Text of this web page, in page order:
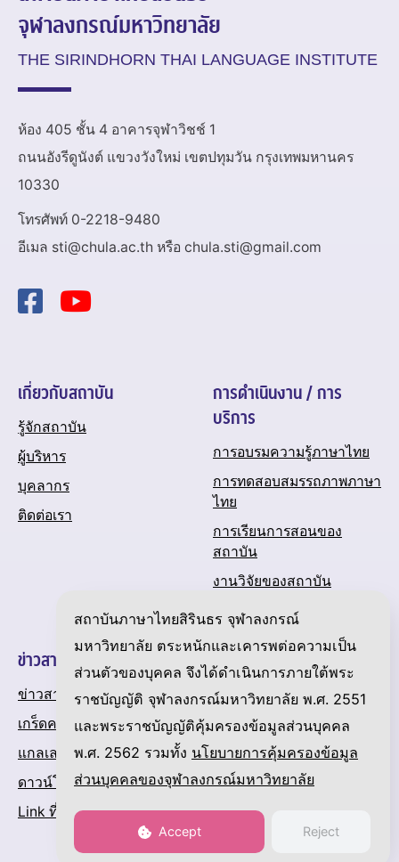
จุฬาลงกรณ์มหาวิทยาลัย
THE SIRINDHORN THAI LANGUAGE INSTITUTE
ห้อง 405 ชั้น 4 อาคารจุฬาวิชช์ 1
ถนนอังรีดูนังต์ แขวงวังใหม่ เขตปทุมวัน กรุงเทพมหานคร
10330
โทรศัพท์ 0-2218-9480
อีเมล sti@chula.ac.th หรือ chula.sti@gmail.com
เกี่ยวกับสถาบัน
รู้จักสถาบัน
ผู้บริหาร
บุคลากร
ติดต่อเรา
การดำเนินงาน / การ
บริการ
การอบรมความรู้ภาษาไทย
การทดสอบสมรรถภาพภาษา
ไทย
การเรียนการสอนของ
สถาบัน
งานวิจัยของสถาบัน
ปฏิทินกิจกรรมของสถาบัน
ข่าวสารและความเคลื่อนไหว
ข่าวสาร
เกร็ดความรู้เกี่ยวกับภาษาไทย
แกลเลอรี
ดาวน์โหลด
Link ที่น่าสนใจ
สถาบันภาษาไทยสิรินธร จุฬาลงกรณ์
มหาวิทยาลัย ตระหนักและเคารพต่อความเป็น
ส่วนตัวของบุคคล จึงได้ดำเนินการภายใต้พระ
ราชบัญญัติ จุฬาลงกรณ์มหาวิทยาลัย พ.ศ. 2551
และพระราชบัญญัติคุ้มครองข้อมูลส่วนบุคคล
พ.ศ. 2562 รวมทั้ง นโยบายการคุ้มครองข้อมูล
ส่วนบุคคลของจุฬาลงกรณ์มหาวิทยาลัย
Accept Reject